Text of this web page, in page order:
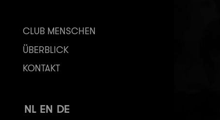
CLUB MENSCHEN
ÜBERBLICK
KONTAKT
NL EN DE